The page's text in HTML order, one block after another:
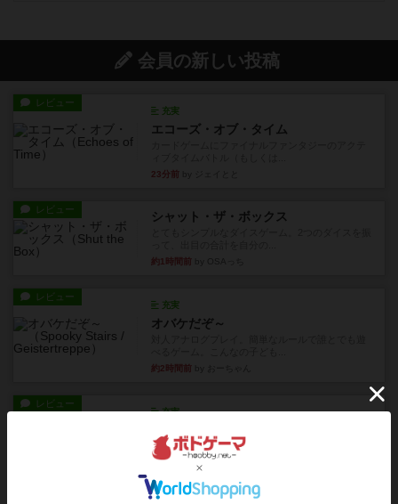
会員の新しい投稿
レビュー
充実
エコーズ・オブ・タイム
23分前
レビュー シャット・ザ・ボックス
約1時間前
レビュー
充実
オバケだぞ～
約2時間前
レビュー
充実
1983年にVictory Gamesが出版した『The Civil ...
約6時間前 by Chaco